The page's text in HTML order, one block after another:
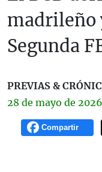
madrileño
Segunda
PREVIAS &
28 de mayo de 2026
Compartir